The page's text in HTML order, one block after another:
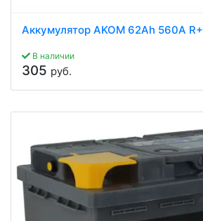
Аккумулятор AKOM 62Ah 560A R+
В наличии
305 руб.